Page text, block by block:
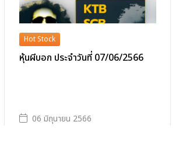
Hot Stock
หุ้นผีบอก ประจำวันที่ 07/06/2566
06 มิถุนายน 2566